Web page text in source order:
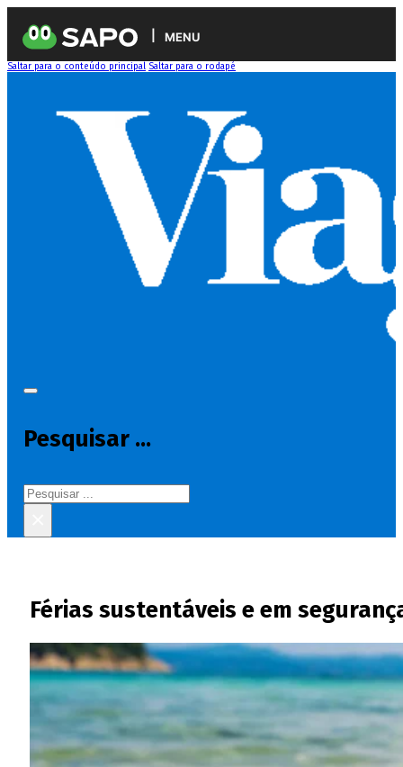
MENU
Saltar para o conteúdo principal Saltar para o rodapé
Pesquisar ...
Pesquisar
Férias sustentáveis e em